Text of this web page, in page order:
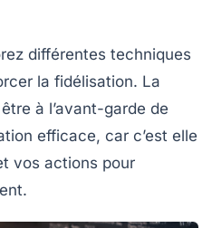
différentes techniques
la fidélisation. La
à l’avant-garde de
efficace, car c’est elle
vos actions pour